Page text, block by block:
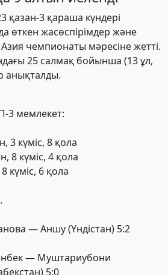
қазан-3 қараша күндері
өткен жасөспірімдер және
чемпионаты мәресіне жетті.
25 салмақ бойынша (13 ұл,
анықталды.
3 мемлекет:
3 күміс, 8 қола
8 күміс, 4 қола
күміс, 6 қола
— Аншу (Үндістан) 5:2
— Муштариубони
5:0